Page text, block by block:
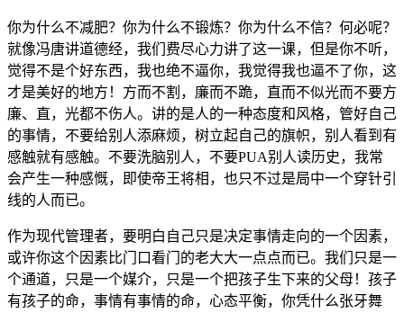
你为什么不减肥？ 你为什么不锻炼？ 你为什么不信？ 何必呢？
就像冯唐讲道德经， 我们 费尽心力讲了这一课， 但是你不听，
觉得不是个好东西， 我也绝不逼你， 我觉得我也逼不了你， 这
才是美好的地方！ 方而不割， 廉而不跪， 直而不似光而不要方
廉、 直， 光都不伤人。 讲的是人的一种态度和风格， 管好自 己
的事情， 不要给别 人添麻烦， 树立起自 己的旗帜， 别 人看到 有
感触就有感触。 不要洗脑别 人， 不要PUA别 人读历史， 我常
会产生一种感慨， 即使帝王将相， 也只不过是局中一个穿针引
线的人而已。
作为现代管理者， 要明 白 自 己只是决定事情走向的一个因素，
或许你这个因素比门 口看门 的老大大一点点而已。 我们 只是一
个通道， 只是一个媒介， 只是一个把孩子生下来的父母！ 孩子
有孩子的命， 事情有事情的命， 心态平衡， 你凭什么张牙舞